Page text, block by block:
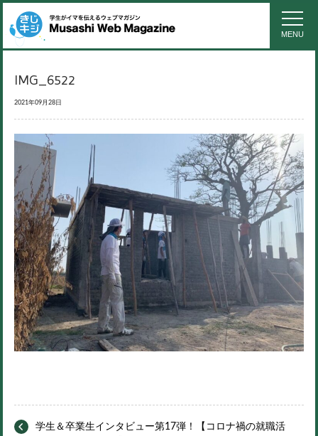
MENU
IMG_6522
2021年09月28日
学生＆卒業生インタビュー第17弾！【コロナ禍の就職活